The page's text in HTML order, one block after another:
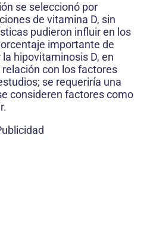
se seleccionó por
de vitamina D, sin
pudieron influir en los
importante de
hipovitaminosis D, en
con los factores
se requeriría una
consideren factores como